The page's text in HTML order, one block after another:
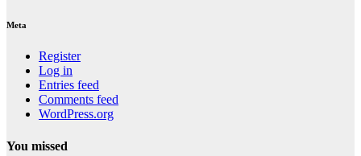
Meta
Register
Log in
Entries feed
Comments feed
WordPress.org
You missed